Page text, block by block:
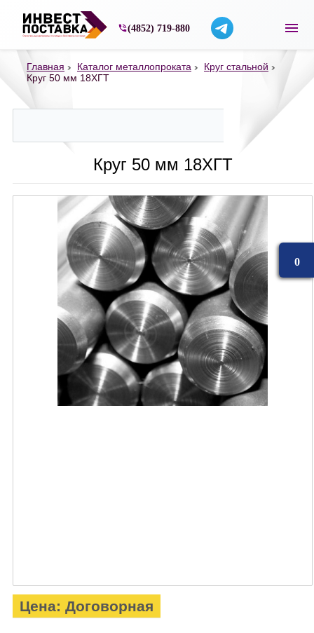
Строительные материалы со склада в
(4852) 719-880
Главная Каталог металлопроката
Круг стальной
Круг 50 мм 18ХГТ
Круг 50 мм 18ХГТ
Цена: Договорная
0